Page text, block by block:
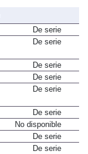
De serie
De serie
De serie
De serie
De serie
De serie
No disponible
De serie
De serie